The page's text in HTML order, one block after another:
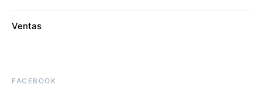
Ventas
FACEBOOK